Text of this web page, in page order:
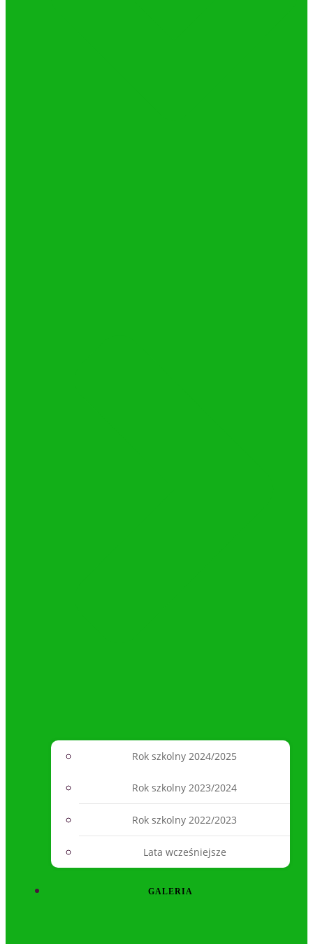
Rok szkolny 2024/2025
Rok szkolny 2023/2024
Rok szkolny 2022/2023
Lata wcześniejsze
GALERIA